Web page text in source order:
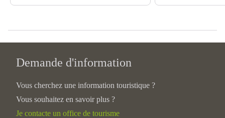
Demande d'information
Vous cherchez une information touristique ?
Vous souhaitez en savoir plus ?
Je contacte un office de tourisme